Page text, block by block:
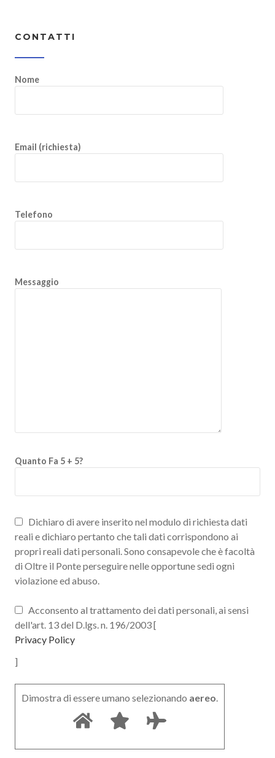
CONTATTI
Nome
Email (richiesta)
Telefono
Messaggio
Quanto Fa 5 + 5?
Dichiaro di avere inserito nel modulo di richiesta dati
reali e dichiaro pertanto che tali dati corrispondono ai
propri reali dati personali. Sono consapevole che è facoltà
di Oltre il Ponte perseguire nelle opportune sedi ogni
violazione ed abuso.
Acconsento al trattamento dei dati personali, ai sensi
dell'art. 13 del D.lgs. n. 196/2003 [
Privacy Policy
]
Dimostra di essere umano selezionando aereo.